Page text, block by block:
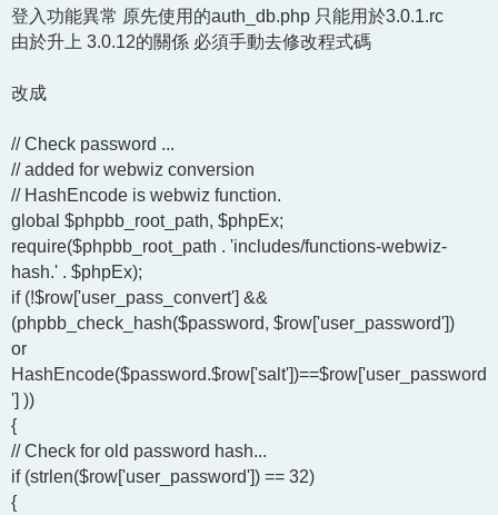
登入功能異常 原先使用的auth_db.php 只能用於3.0.1.rc
由於升上 3.0.12的關係 必須手動去修改程式碼
改成
// Check password ...
// added for webwiz conversion
// HashEncode is webwiz function.
global $phpbb_root_path, $phpEx;
require($phpbb_root_path . 'includes/functions-webwiz-
hash.' . $phpEx);
if (!$row['user_pass_convert'] &&
(phpbb_check_hash($password, $row['user_password'])
or
HashEncode($password.$row['salt'])==$row['user_password
'] ))
{
// Check for old password hash...
if (strlen($row['user_password']) == 32)
{